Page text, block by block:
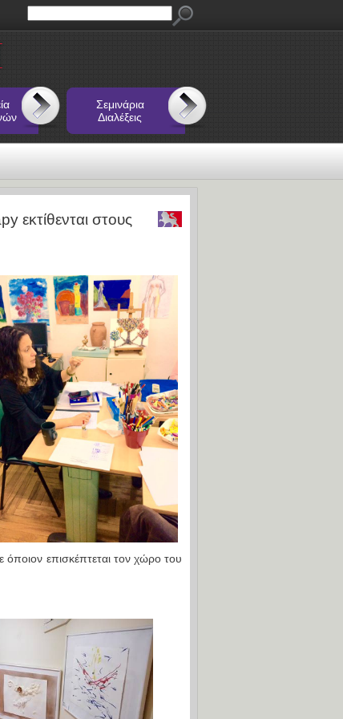
Σεμινάρια
Διαλέξεις
εκτίθενται στους
επισκέπτεται τον χώρο του